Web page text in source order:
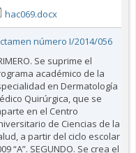
hac069.docx
número I/2014/056
Se suprime el
académico de la
en Dermatología
Quirúrgica, que se
en el Centro
de Ciencias de la
a partir del ciclo escolar
“A”. SEGUNDO. Se crea el